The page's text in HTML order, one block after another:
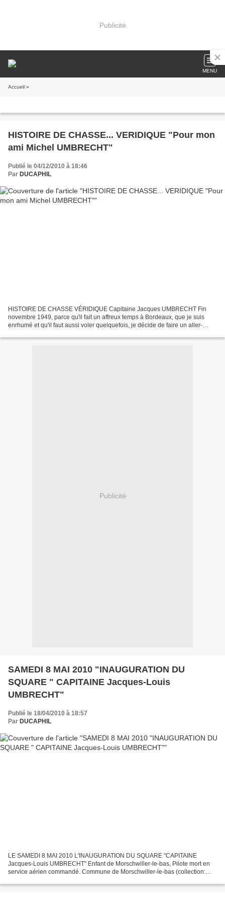
Publicité
MENU
Accueil »
HISTOIRE DE CHASSE... VERIDIQUE "Pour mon
ami Michel UMBRECHT"
Publié le 04/12/2010 à 18:46
Par DUCAPHIL
HISTOIRE DE CHASSE VÉRIDIQUE Capitaine Jacques UMBRECHT Fin
novembre 1949, parce qu'il fait un affreux temps à Bordeaux, que je suis
enrhumé et qu'il faut aussi voler quelquefois, je décide de faire un aller-
Publicité
SAMEDI 8 MAI 2010 "INAUGURATION DU
SQUARE " CAPITAINE Jacques-Louis
UMBRECHT"
Publié le 18/04/2010 à 18:57
Par DUCAPHIL
LE SAMEDI 8 MAI 2010 L'INAUGURATION DU SQUARE "CAPITAINE
Jacques-Louis UMBRECHT" Enfant de Morschwiller-le-bas, Pilote mort en
service aérien commandé. Commune de Morschwiller-le-bas (collection: